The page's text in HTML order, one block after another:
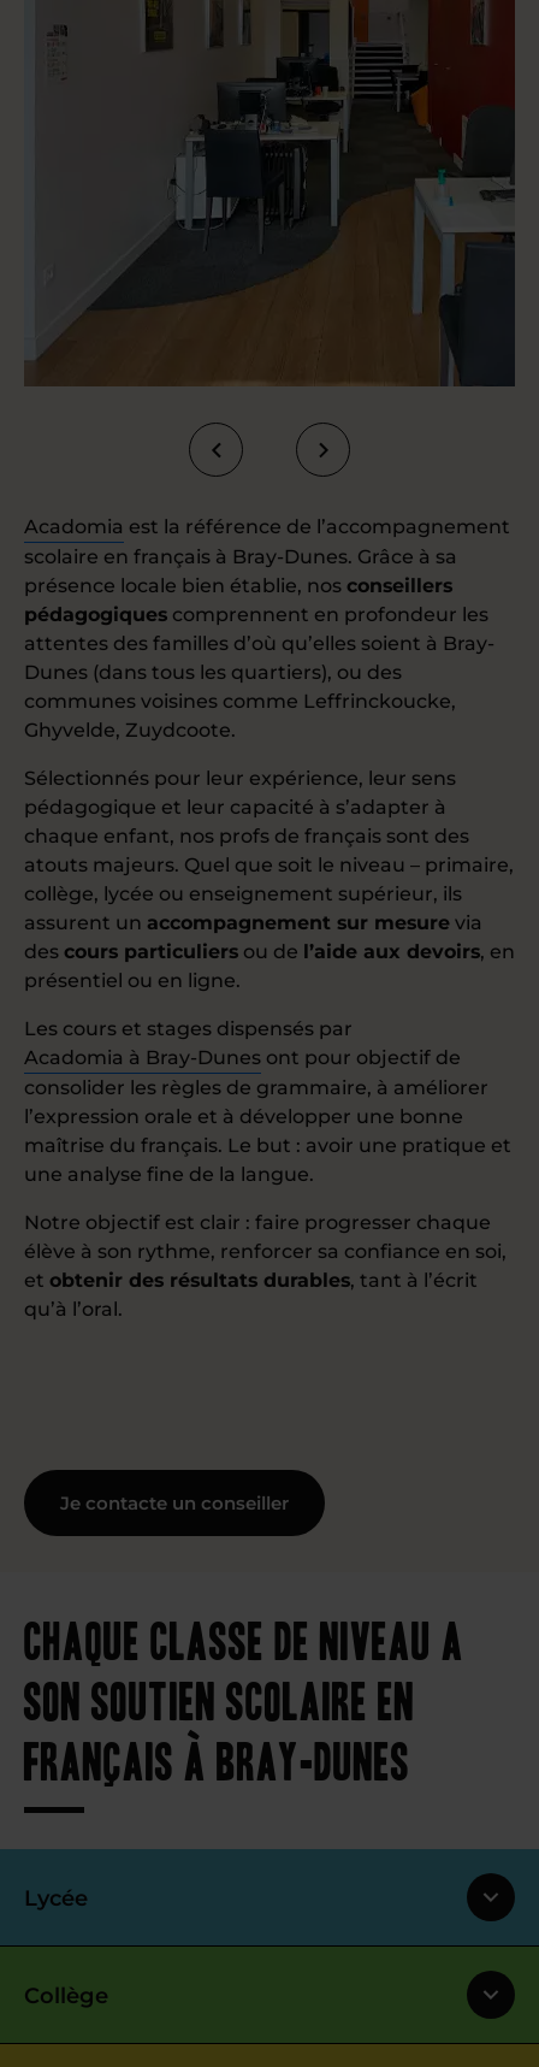
Acadomia est la référence de l’accompagnement
scolaire en français à Bray-Dunes. Grâce à sa
présence locale bien établie, nos conseillers
pédagogiques comprennent en profondeur les
attentes des familles d’où qu’elles soient à Bray-
Dunes (dans tous les quartiers), ou des
communes voisines comme Leffrinckoucke,
Ghyvelde, Zuydcoote.
Sélectionnés pour leur expérience, leur sens
pédagogique et leur capacité à s’adapter à
chaque enfant, nos profs de français sont des
atouts majeurs. Quel que soit le niveau – primaire,
collège, lycée ou enseignement supérieur, ils
assurent un accompagnement sur mesure via
des cours particuliers ou de l’aide aux devoirs, en
présentiel ou en ligne.
Les cours et stages dispensés par
Acadomia à Bray-Dunes ont pour objectif de
consolider les règles de grammaire, à améliorer
l’expression orale et à développer une bonne
maîtrise du français. Le but : avoir une pratique et
une analyse fine de la langue.
Notre objectif est clair : faire progresser chaque
élève à son rythme, renforcer sa confiance en soi,
et obtenir des résultats durables, tant à l’écrit
qu’à l’oral.
Je contacte un conseiller
Chaque classe de niveau a
son soutien scolaire en
français à Bray-Dunes
Lycée
Collège